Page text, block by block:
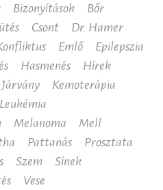
Bizonyítások
Bőr
Csont
Dr. Hamer
Emlő
Epilepszia
Hasmenés
Hírek
Járvány
Kemoterápia
Leukémia
Melanoma
Mell
Pattanás
Prosztata
Szem
Sínek
Vese